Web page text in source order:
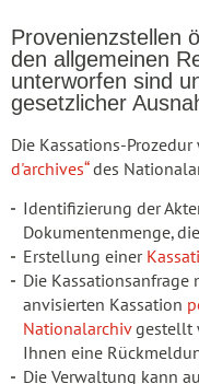
Provenienzstellen
den allgemeinen
unterworfen sind
gesetzlicher
Die Kassations-
d'archives“des
Identifizierung der
Dokumentenmenge,
Erstellung einer
Die Kassationsanfrage
anvisierten Kassation
Nationalarchivgestellt
Ihnen eine
Die Verwaltung kann